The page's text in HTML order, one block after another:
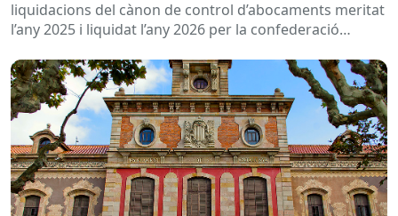
2026
liquidacions del cànon de control d’abocaments meritat
l’any 2025 i liquidat l’any 2026 per la confederació